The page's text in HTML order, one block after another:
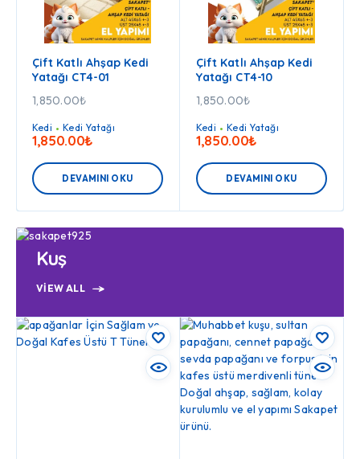
Çift Katlı Ahşap Kedi
Yatağı CT4-01
1,850.00₺
Kedi Kedi Yatağı
1,850.00₺
DEVAMINI OKU
Çift Katlı Ahşap Kedi
Yatağı CT4-10
1,850.00₺
Kedi Kedi Yatağı
1,850.00₺
DEVAMINI OKU
Kuş
VIEW ALL